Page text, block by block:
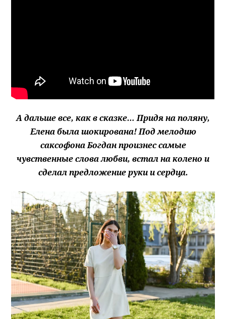
А дальше все, как в сказке… Придя на поляну,
Елена была шокирована! Под мелодию
саксофона Богдан произнес самые
чувственные слова любви, встал на колено и
сделал предложение руки и сердца.